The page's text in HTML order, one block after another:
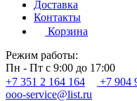
Доставка
Контакты
Корзина
Режим работы:
Пн - Пт с 9:00 до 17:00
+7 351 2 164 164
+7 904
ooo-service@list.ru